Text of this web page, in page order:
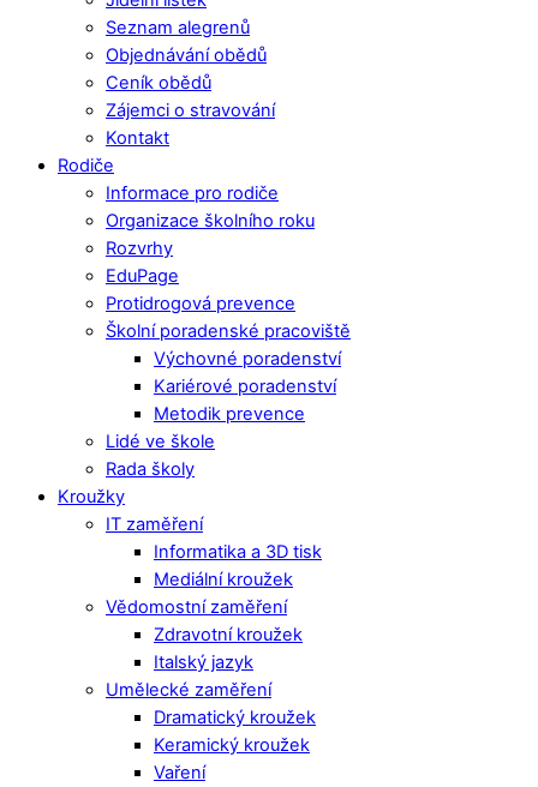
Seznam alegrenů
Objednávání obědů
Ceník obědů
Zájemci o stravování
Kontakt
Rodiče
Informace pro rodiče
Organizace školního roku
Rozvrhy
EduPage
Protidrogová prevence
Školní poradenské pracoviště
Výchovné poradenství
Kariérové poradenství
Metodik prevence
Lidé ve škole
Rada školy
Kroužky
IT zaměření
Informatika a 3D tisk
Mediální kroužek
Vědomostní zaměření
Zdravotní kroužek
Italský jazyk
Umělecké zaměření
Dramatický kroužek
Keramický kroužek
Vaření